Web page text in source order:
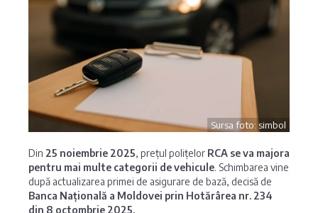
Sursa foto: simbol
Din 25 noiembrie 2025, prețul polițelor RCA se va majora
pentru mai multe categorii de vehicule. Schimbarea vine
după actualizarea primei de asigurare de bază, decisă de
Banca Națională a Moldovei prin Hotărârea nr. 234
din 8 octombrie 2025.